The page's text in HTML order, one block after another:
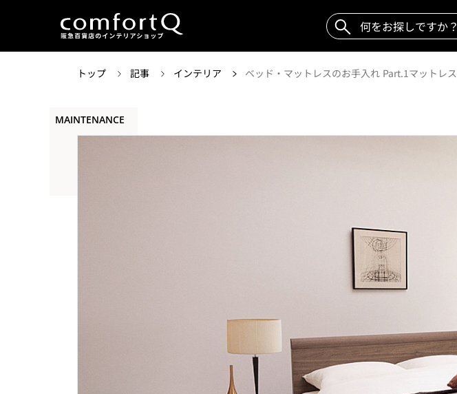
トップ 記事 インテリア ベッド・マットレスのお手入れ Part.1マットレス
MAINTENANCE